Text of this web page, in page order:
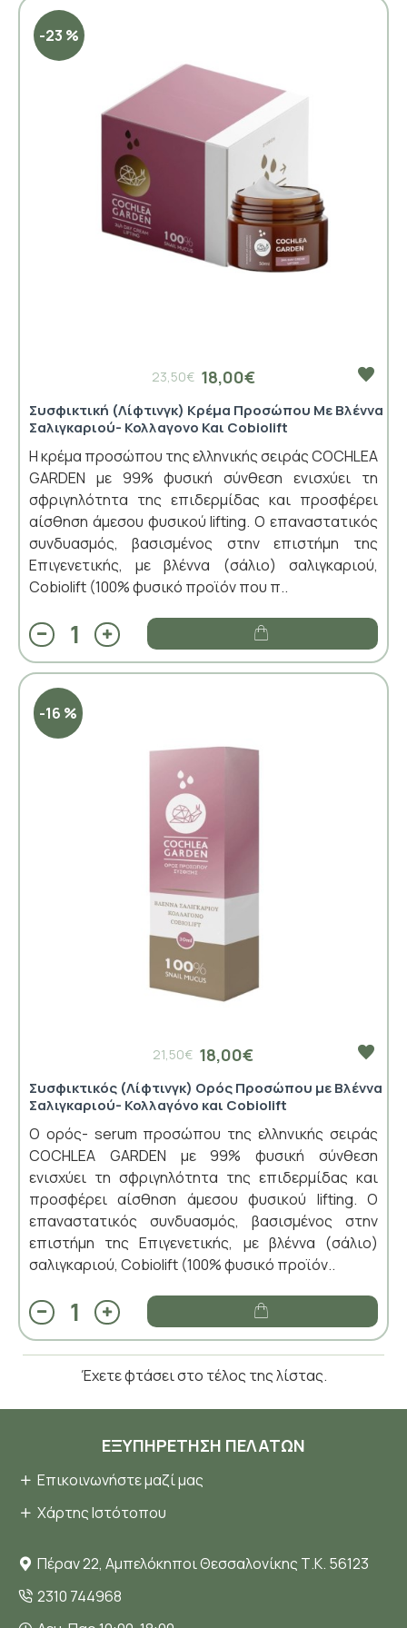
-23 %
18,00€
23,50€
Συσφικτική (Λίφτινγκ) Κρέμα Προσώπου Με Βλέννα
Σαλιγκαριού- Κολλαγονο Και Cobiolift
Η κρέμα προσώπου της ελληνικής σειράς COCHLEA
GARDEN με 99% φυσική σύνθεση ενισχύει τη
σφριγηλότητα της επιδερμίδας και προσφέρει
αίσθηση άμεσου φυσικού lifting. Ο επαναστατικός
συνδυασμός, βασισμένος στην επιστήμη της
Επιγενετικής, με βλέννα (σάλιο) σαλιγκαριού,
Cobiolift (100% φυσικό προϊόν που π..
-16 %
18,00€
21,50€
Συσφικτικός (Λίφτινγκ) Ορός Προσώπου με Βλέννα
Σαλιγκαριού- Κολλαγόνο και Cobiolift
Ο ορός- serum προσώπου της ελληνικής σειράς
COCHLEA GARDEN με 99% φυσική σύνθεση
ενισχύει τη σφριγηλότητα της επιδερμίδας και
προσφέρει αίσθηση άμεσου φυσικού lifting. Ο
επαναστατικός συνδυασμός, βασισμένος στην
επιστήμη της Επιγενετικής, με βλέννα (σάλιο)
σαλιγκαριού, Cobiolift (100% φυσικό προϊόν..
Έχετε φτάσει στο τέλος της λίστας.
ΕΞΥΠΗΡΈΤΗΣΗ ΠΕΛΑΤΏΝ
Επικοινωνήστε μαζί μας
Χάρτης Ιστότοπου
Πέραν 22, Αμπελόκηποι Θεσσαλονίκης Τ.Κ. 56123
2310 744968